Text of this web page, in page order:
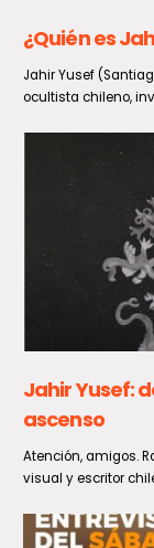
Aviso
Coquimbo y
los 90 km/h
Un fenómeno de
diversas zonas del
VRS
últimas
De acuerdo a lo
Epidemiológica 30,